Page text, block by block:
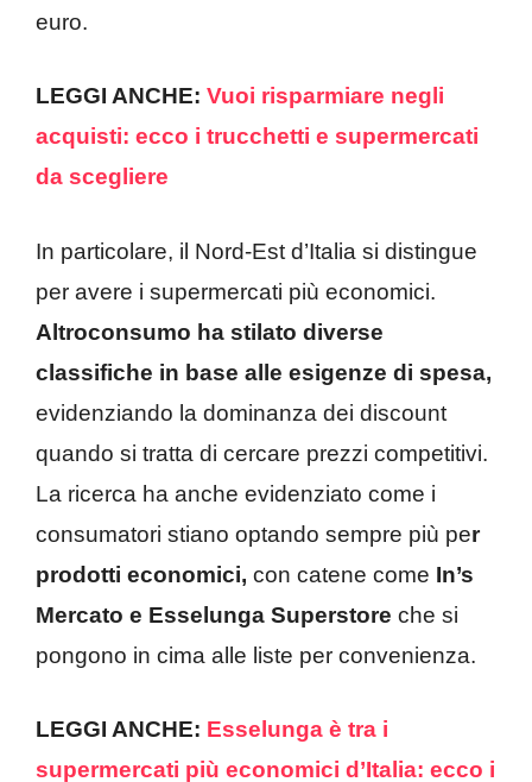
euro.
LEGGI ANCHE: Vuoi risparmiare negli
acquisti: ecco i trucchetti e supermercati
da scegliere
In particolare, il Nord-Est d’Italia si distingue
per avere i supermercati più economici.
Altroconsumo ha stilato diverse
classifiche in base alle esigenze di spesa,
evidenziando la dominanza dei discount
quando si tratta di cercare prezzi competitivi.
La ricerca ha anche evidenziato come i
consumatori stiano optando sempre più per
prodotti economici, con catene come In’s
Mercato e Esselunga Superstore che si
pongono in cima alle liste per convenienza.
LEGGI ANCHE: Esselunga è tra i
supermercati più economici d’Italia: ecco i